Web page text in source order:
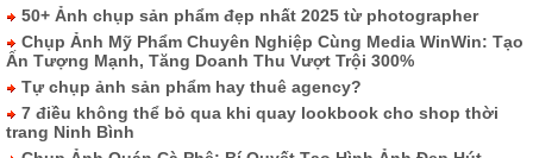
50+ Ảnh chụp sản phẩm đẹp nhất 2025 từ photographer
Chụp Ảnh Mỹ Phẩm Chuyên Nghiệp Cùng Media WinWin: Tạo
Ấn Tượng Mạnh, Tăng Doanh Thu Vượt Trội 300%
Tự chụp ảnh sản phẩm hay thuê agency?
7 điều không thể bỏ qua khi quay lookbook cho shop thời
trang Ninh Bình